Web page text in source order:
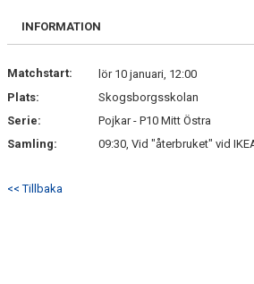
BILDGALLERI
KONTAKT
INFORMATION
Matchstart:
lör 10 januari, 12:00
Plats:
Skogsborgsskolan
Serie:
Pojkar - P10 Mitt Östra
Samling:
09:30, Vid "återbruket" vid
<< Tillbaka